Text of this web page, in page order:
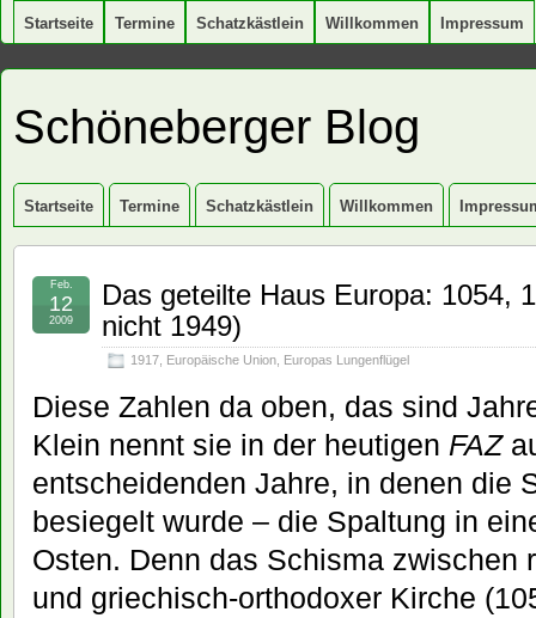
Startseite Termine Schatzkästlein Willkommen Impressum
Schöneberger Blog
Startseite Termine Schatzkästlein Willkommen
Das geteilte Haus Europa: 1054,
nicht 1949)
1917 Europäische Union Europas Lungenflügel
Feb.
12
2009
Diese Zahlen da oben, das sind
Klein nennt sie in der heutigen FAZ
entscheidenden Jahre, in denen die
besiegelt wurde – die Spaltung in
Osten. Denn das Schisma zwischen
und griechisch-orthodoxer Kirche